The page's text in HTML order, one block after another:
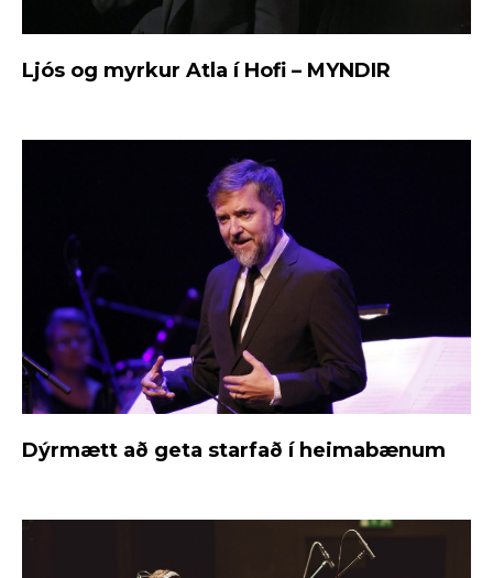
Ljós og myrkur Atla í Hofi – MYNDIR
Dýrmætt að geta starfað í heimabænum